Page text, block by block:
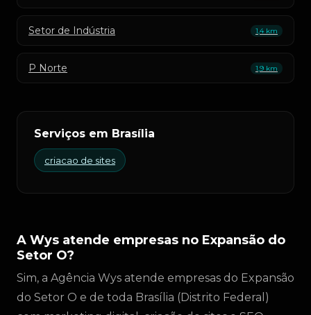
Setor de Indústria 1,4 km
P Norte 1,9 km
Serviços em Brasília
criacao de sites
A Wys atende empresas no Expansão do
Setor O?
Sim, a Agência Wys atende empresas do Expansão
do Setor O e de toda Brasília (Distrito Federal)